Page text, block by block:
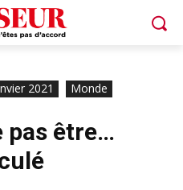
2021 Monde
pas être…